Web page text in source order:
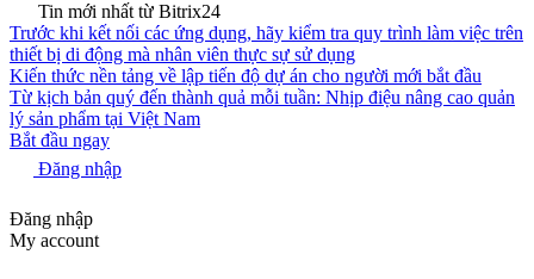
Tin mới nhất từ Bitrix24
Trước khi kết nối các ứng dụng, hãy kiểm tra quy trình làm việc trên
thiết bị di động mà nhân viên thực sự sử dụng
Kiến thức nền tảng về lập tiến độ dự án cho người mới bắt đầu
Từ kịch bản quý đến thành quả mỗi tuần: Nhịp điệu nâng cao quản
lý sản phẩm tại Việt Nam
Bắt đầu ngay
Đăng nhập
Đăng nhập
My account